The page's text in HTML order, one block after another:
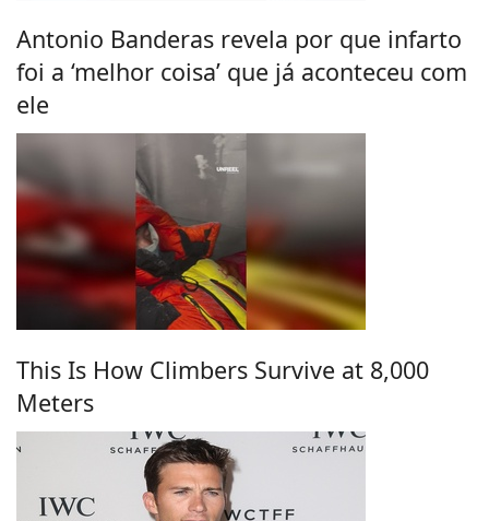
Antonio Banderas revela por que infarto
foi a ‘melhor coisa’ que já aconteceu com
ele
This Is How Climbers Survive at 8,000
Meters